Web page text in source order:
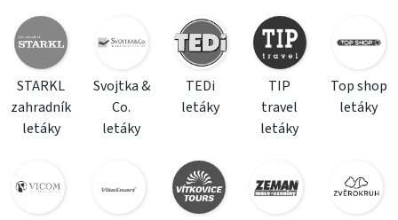
STARKL
zahradník
letáky
Svojtka &
Co.
letáky
TEDi
letáky
TIP
travel
letáky
Top shop
letáky